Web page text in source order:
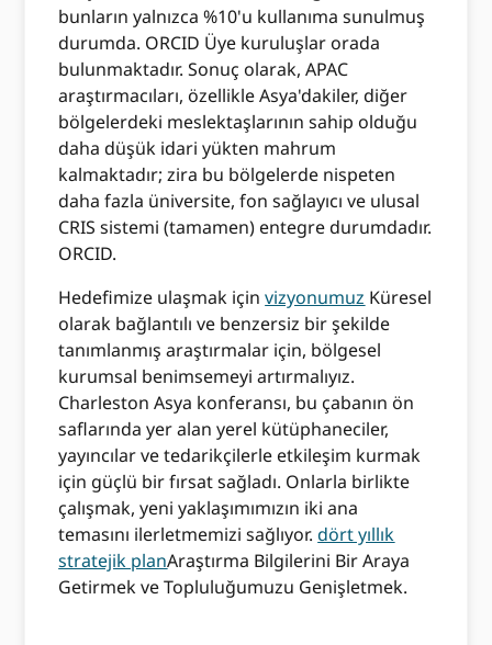
bunların yalnızca %10'u kullanıma sunulmuş
durumda. ORCID Üye kuruluşlar orada
bulunmaktadır. Sonuç olarak, APAC
araştırmacıları, özellikle Asya'dakiler, diğer
bölgelerdeki meslektaşlarının sahip olduğu
daha düşük idari yükten mahrum
kalmaktadır; zira bu bölgelerde nispeten
daha fazla üniversite, fon sağlayıcı ve ulusal
CRIS sistemi (tamamen) entegre durumdadır.
ORCID.
Hedefimize ulaşmak içinvizyonumuz Küresel
olarak bağlantılı ve benzersiz bir şekilde
tanımlanmış araştırmalar için, bölgesel
kurumsal benimsemeyi artırmalıyız.
Charleston Asya konferansı, bu çabanın ön
saflarında yer alan yerel kütüphaneciler,
yayıncılar ve tedarikçilerle etkileşim kurmak
için güçlü bir fırsat sağladı. Onlarla birlikte
çalışmak, yeni yaklaşımımızın iki ana
temasını ilerletmemizi sağlıyor.dört yıllık
stratejik planAraştırma Bilgilerini Bir Araya
Getirmek ve Topluluğumuzu Genişletmek.